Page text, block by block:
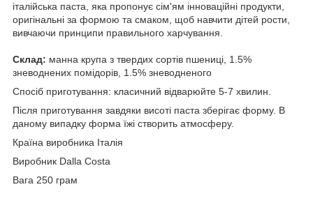
італійська паста, яка пропонує сім'ям інноваційні продукти,
оригінальні за формою та смаком, щоб навчити дітей рости,
вивчаючи принципи правильного харчування.
Склад: манна крупа з твердих сортів пшениці, 1.5%
зневоднених помідорів, 1.5% зневодненого
Спосіб приготування: класичний відварюйте 5-7 хвилин.
Після приготування завдяки висоті паста зберігає форму. В
даному випадку форма їжі створить атмосферу.
Країна виробника Італія
Виробник Dalla Costa
Вага 250 грам